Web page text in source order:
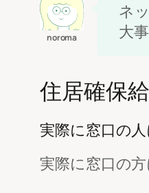
ネ
大
住居確保
実際に窓口の
実際に窓口の